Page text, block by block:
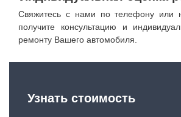
Свяжитесь с нами по телефону или
получите консультацию и
ремонту Вашего автомобиля.
Узнать стоимость